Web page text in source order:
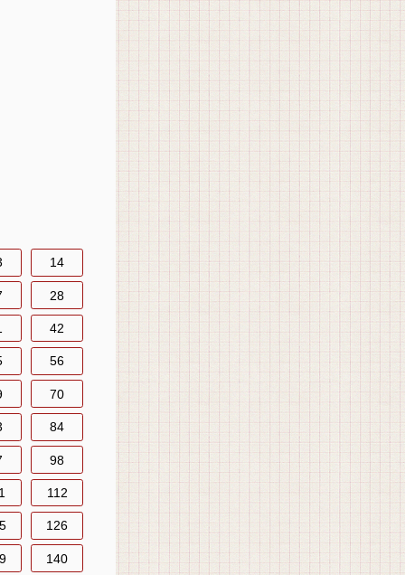
14
28
42
56
70
84
98
112
126
140